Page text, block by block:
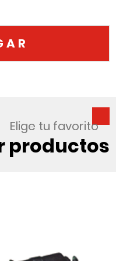
Elige tu favorito
productos